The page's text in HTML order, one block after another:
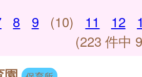
8 9 (10) 11 12
(223 件中